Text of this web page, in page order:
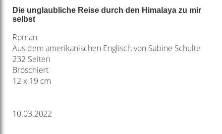
Die unglaubliche Reise durch den Himalaya zu mir
selbst
Roman
Aus dem amerikanischen Englisch von Sabine Schulte
232 Seiten
Broschiert
12 x 19 cm
10.03.2022